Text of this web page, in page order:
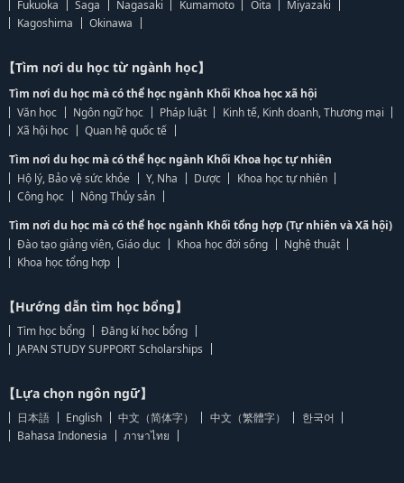
Fukuoka
Saga Nagasaki Kumamoto Oita
Miyazaki
Kagoshima
Okinawa
【Tìm nơi du học từ ngành học】
Tìm nơi du học mà có thể học ngành Khối Khoa học xã hội
Văn học
Ngôn ngữ học Pháp luật
Kinh tế, Kinh doanh, Thương mại
Xã hội học
Quan hệ quốc tế
Tìm nơi du học mà có thể học ngành Khối Khoa học tự nhiên
Hộ lý, Bảo vệ sức khỏe
Y, Nha Dược
Khoa học tự nhiên
Công học
Nông Thủy sản
Tìm nơi du học mà có thể học ngành Khối tổng hợp (Tự nhiên và Xã hội)
Đào tạo giảng viên, Giáo dục
Khoa học đời sống
Nghệ thuật
Khoa học tổng hợp
【Hướng dẫn tìm học bổng】
Tìm học bổng
Đăng kí học bổng
JAPAN STUDY SUPPORT Scholarships
【Lựa chọn ngôn ngữ】
日本語 English 中文（简体字） 中文（繁體字）
한국어
Bahasa Indonesia
ภาษาไทย